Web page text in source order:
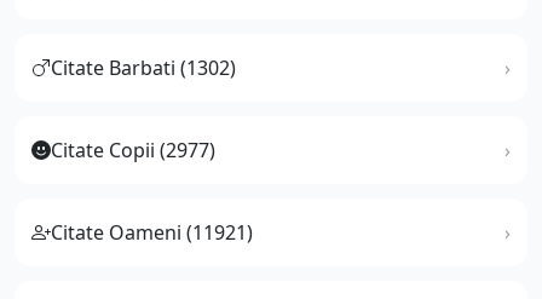
Citate Barbati (1302)
Citate Copii (2977)
Citate Oameni (11921)